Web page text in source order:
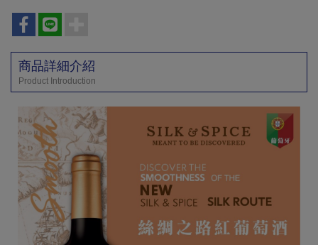
商品詳細介紹
Product Introduction